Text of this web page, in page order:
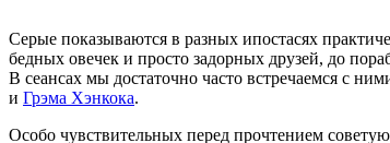
Серые показываются в разных ипостасях
бедных овечек и просто задорных друзей, до
В сеансах мы достаточно часто встречаемся с
и Грэма Хэнкока.
Особо чувствительных перед прочтением советую